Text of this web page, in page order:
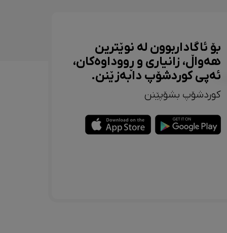
بۆ ئاگاداربوون لە نوێترین
هەواڵ، زانیاری و ڕووداوەکان،
ئەپی کوردشۆپ دابەزێنن.
کوردشۆپ بشۆپێنن